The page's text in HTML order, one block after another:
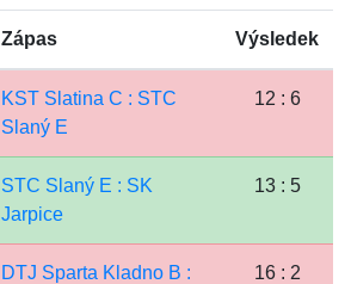
Zápas Výsledek
KST Slatina C : STC
Slaný E
12 : 6
STC Slaný E : SK
Jarpice
13 : 5
DTJ Sparta Kladno B :
16 : 2